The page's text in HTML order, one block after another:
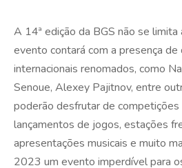
A 14ª edição da BGS não se limita
evento contará com a presença de
internacionais renomados, como
Senoue, Alexey Pajitnov, entre
poderão desfrutar de
lançamentos de jogos, estações
apresentações musicais e muito
2023 um evento imperdível para